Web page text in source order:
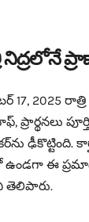
నిద్రలోనే
17, 2025
ప్రార్థనలు
ఈ
తెలిపారు.